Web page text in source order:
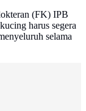
(FK) IPB
harus segera
selama